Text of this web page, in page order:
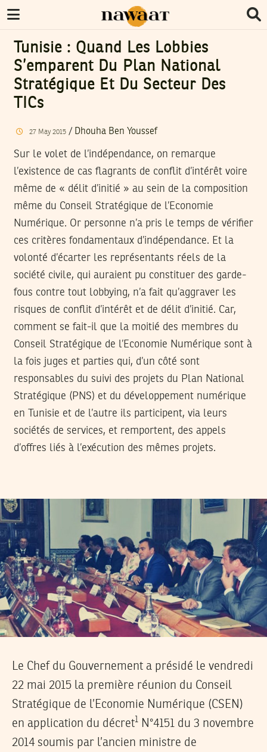
Tunisie : Quand Les Lobbies
S’emparent Du Plan National
Stratégique Et Du Secteur Des
TICs
27 May 2015/ Dhouha Ben Youssef
Sur le volet de l’indépendance, on remarque
l’existence de cas flagrants de conflit d’intérêt voire
même de « délit d’initié » au sein de la composition
même du Conseil Stratégique de l’Economie
Numérique. Or personne n’a pris le temps de vérifier
ces critères fondamentaux d’indépendance. Et la
volonté d’écarter les représentants réels de la
société civile, qui auraient pu constituer des garde-
fous contre tout lobbying, n’a fait qu’aggraver les
risques de conflit d’intérêt et de délit d’initié. Car,
comment se fait-il que la moitié des membres du
Conseil Stratégique de l’Economie Numérique sont à
la fois juges et parties qui, d’un côté sont
responsables du suivi des projets du Plan National
Stratégique (PNS) et du développement numérique
en Tunisie et de l’autre ils participent, via leurs
sociétés de services, et remportent, des appels
d’offres liés à l’exécution des mêmes projets.
Le Chef du Gouvernement a présidé le vendredi
22 mai 2015 la première réunion du Conseil
Stratégique de l’Economie Numérique (CSEN)
en application du décret1 N°4151 du 3 novembre
2014 soumis par l’ancien ministre de